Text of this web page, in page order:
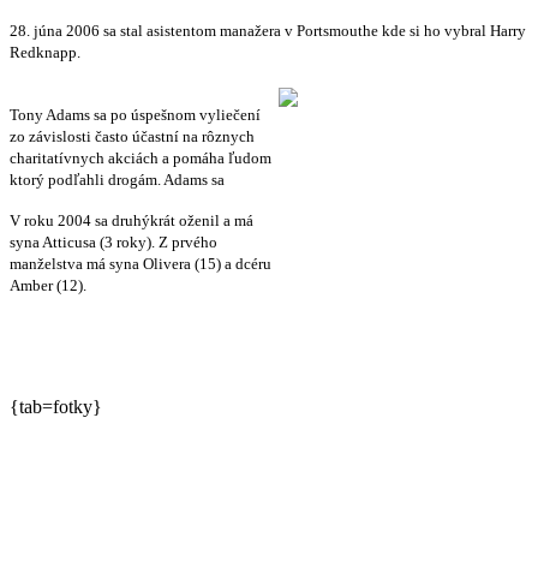
28. júna 2006 sa stal asistentom manažera v Portsmouthe kde si ho vybral Harry
Redknapp.
Tony Adams sa po úspešnom vyliečení
zo závislosti často účastní na rôznych
charitatívnych akciách a pomáha ľudom
ktorý podľahli drogám. Adams sa
V roku 2004 sa druhýkrát oženil a má
syna Atticusa (3 roky). Z prvého
manželstva má syna Olivera (15) a dcéru
Amber (12).
{tab=fotky}